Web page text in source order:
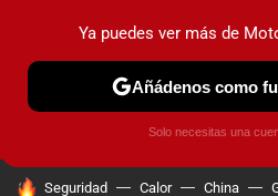
PRUEBAS COCHES
HOY SE HABLA DE
Seguridad Calor China
Ya puedes ver más de
Añádenos como
Solo necesitas una